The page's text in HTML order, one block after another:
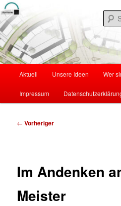
Zum
primären
Inhalt
springenMoVeBS
Mobilität und Verkehr in Braunschweig
Aktuell Unsere Ideen Wer
Impressum
Beitragsnavigation
← Vorheriger
Im Andenken
Meister